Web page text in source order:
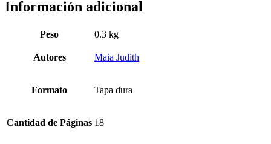
Información adicional
Peso 0.3 kg
Autores Maia Judith
Formato Tapa dura
Cantidad de Páginas 18